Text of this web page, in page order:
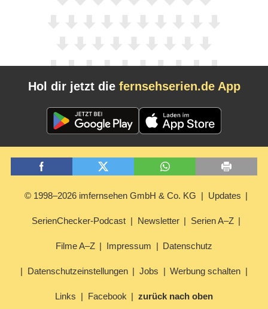
Hol dir jetzt die fernsehserien.de App
© 1998–2026 imfernsehen GmbH & Co. KG Updates
SerienChecker-Podcast Newsletter Serien A–Z
Filme A–Z Impressum Datenschutz
Datenschutzeinstellungen Jobs Werbung schalten
Links Facebook zurück nach oben